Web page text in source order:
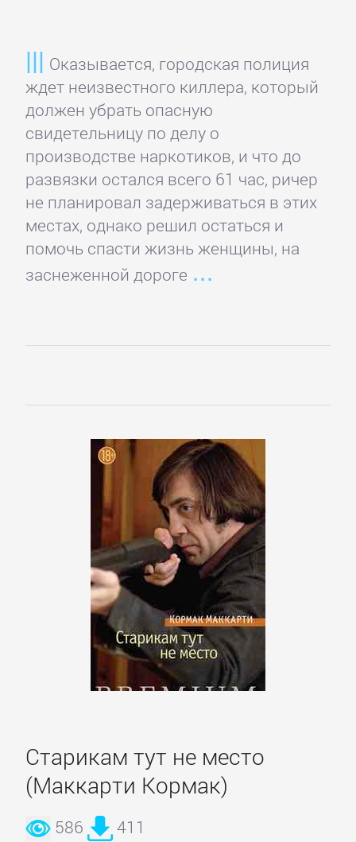
Оказывается, городская полиция
ждет неизвестного киллера, который
должен убрать опасную
свидетельницу по делу о
производстве наркотиков, и что до
развязки остался всего 61 час, ричер
не планировал задерживаться в этих
местах, однако решил остаться и
помочь спасти жизнь женщины, на
заснеженной дороге
Старикам тут не место
(Маккарти Кормак)
586 411
Литература
Присоединиться
Банковское
дело